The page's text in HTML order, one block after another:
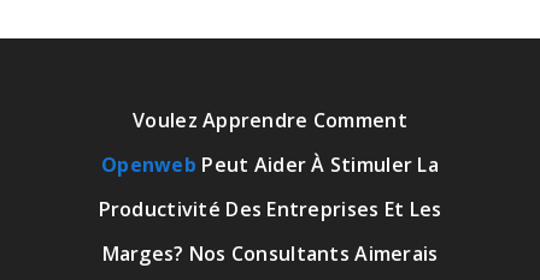
Voulez Apprendre Comment
Openweb Peut Aider À Stimuler La
Productivité Des Entreprises Et Les
Marges? Nos Consultants Aimerais